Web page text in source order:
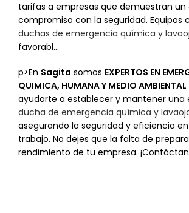
tarifas a empresas que demuestran un
compromiso con la seguridad. Equipos
duchas de emergencia química y
favorabl…
p>En Sagita somos EXPERTOS EN
QUIMICA, HUMANA Y MEDIO AMBIENTAL
ayudarte a establecer y mantener una
ducha de emergencia química y
asegurando la seguridad y eficiencia
trabajo. No dejes que la falta de
rendimiento de tu empresa.